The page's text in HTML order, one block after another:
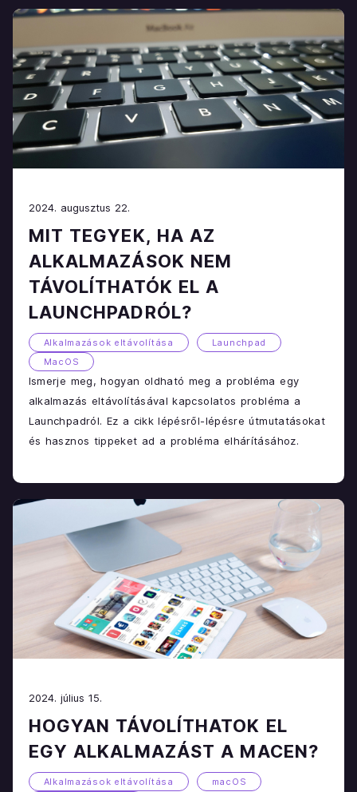
2024. augusztus 22.
MIT TEGYEK, HA AZ
ALKALMAZÁSOK NEM
TÁVOLÍTHATÓK EL A
LAUNCHPADRÓL?
Alkalmazások eltávolítása
Launchpad
MacOS
Ismerje meg, hogyan oldható meg a probléma egy
alkalmazás eltávolításával kapcsolatos probléma a
Launchpadról. Ez a cikk lépésről-lépésre útmutatásokat
és hasznos tippeket ad a probléma elhárításához.
2024. július 15.
HOGYAN TÁVOLÍTHATOK EL
EGY ALKALMAZÁST A MACEN?
Alkalmazások eltávolítása
macOS